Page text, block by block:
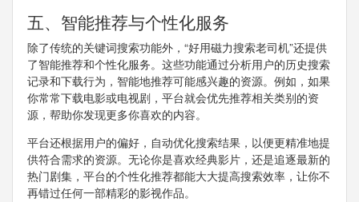
五、智能推荐与个性化服务
除了传统的关键词搜索功能外，“好用磁力搜索老司机”还提供
了智能推荐和个性化服务。这些功能通过分析用户的历史搜索
记录和下载行为，智能地推荐可能感兴趣的资源。例如，如果
你常常下载电影或电视剧，平台就会优先推荐相关类别的资
源，帮助你发现更多你喜欢的内容。
平台还根据用户的偏好，自动优化搜索结果，以便更精准地提
供符合需求的资源。无论你是喜欢经典影片，还是追逐最新的
热门剧集，平台的个性化推荐都能大大提高搜索效率，让你不
再错过任何一部精彩的影视作品。